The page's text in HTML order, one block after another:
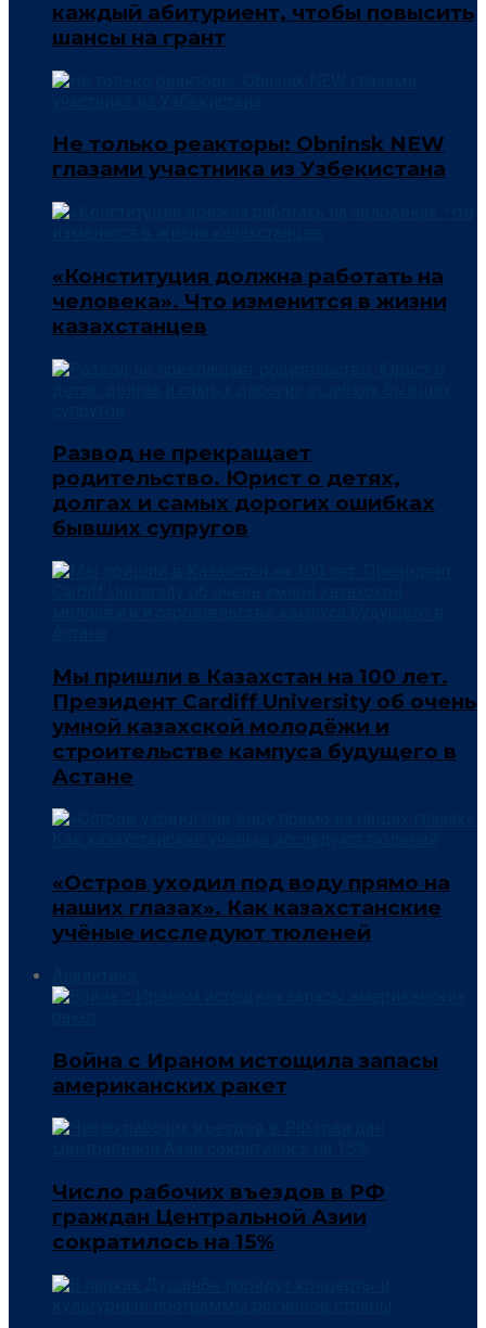
каждый абитуриент, чтобы повысить
шансы на грант
Не только реакторы: Obninsk NEW
глазами участника из Узбекистана
«Конституция должна работать на
человека». Что изменится в жизни
казахстанцев
Развод не прекращает
родительство. Юрист о детях,
долгах и самых дорогих ошибках
бывших супругов
Мы пришли в Казахстан на 100 лет.
Президент Cardiff University об очень
умной казахской молодёжи и
строительстве кампуса будущего в
Астане
«Остров уходил под воду прямо на
наших глазах». Как казахстанские
учёные исследуют тюленей
Война с Ираном истощила запасы
американских ракет
Число рабочих въездов в РФ
граждан Центральной Азии
сократилось на 15%